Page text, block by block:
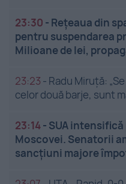
23:30 - Rețeaua din
pentru suspendarea
Milioane de lei,
23:23 - Radu Miruță:
celor două barje, sunt
23:14- SUA
Moscovei. Senatorii
sancțiuni majore